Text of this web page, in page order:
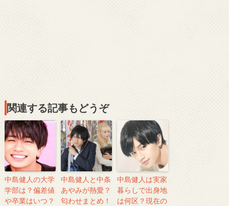
関連する記事もどうぞ
中島健人の大学
学部は？偏差値
や卒業はいつ？
中島健人と中条
あやみが熱愛？
匂わせまとめ！
中島健人は実家
暮らしで出身地
は何区？現在の